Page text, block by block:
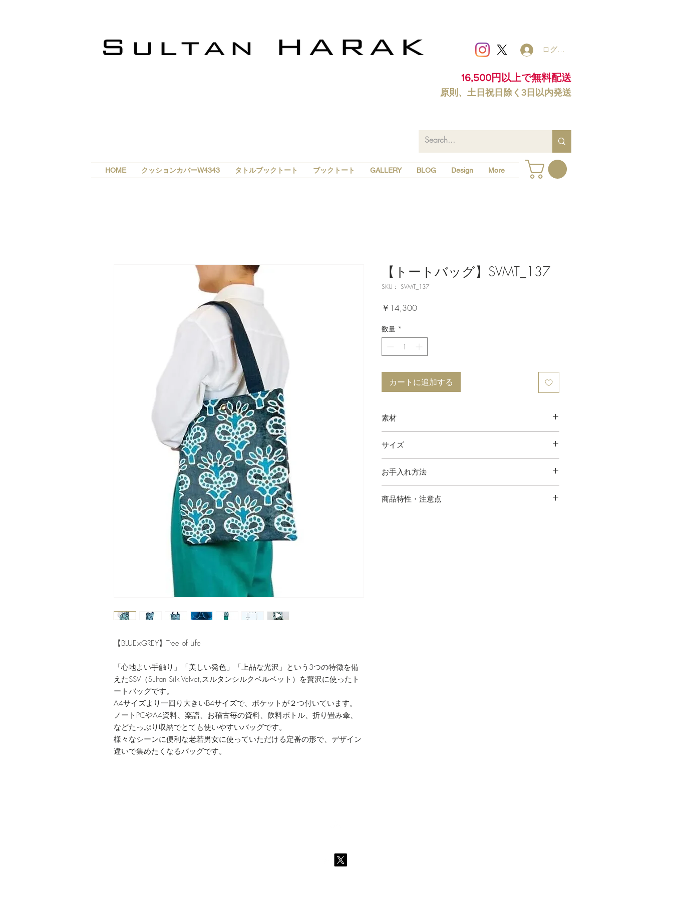
ログイン
16,500円以上で無料配送
原則、土日祝日除く3日以内発送
HOME クッションカバーW4343 タトルブックトート ブックトート GALLERY BLOG Design More
【BLUE×GREY】Tree of Life
「心地よい手触り」「美しい発色」「上品な光沢」という3つの特徴を備
えたSSV（Sultan Silk Velvet,スルタンシルクベルベット）を贅沢に使ったト
ートバッグです。
A4サイズより一回り大きいB4サイズで、ポケットが２つ付いています。
ノートPCやA4資料、楽譜、お稽古毎の資料、飲料ボトル、折り畳み傘、
などたっぷり収納でとても使いやすいバッグです。
様々なシーンに便利な老若男女に使っていただける定番の形で、デザイン
違いで集めたくなるバッグです。
【トートバッグ】SVMT_137
SKU： SVMT_137
￥14,300価
数量 *
カートに追加する
素材
サイズ
持ち手 25cm
お手入れ方法
商品特性・注意点